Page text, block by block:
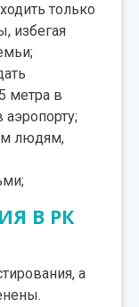
только
избегая
метра в
людям,
В РК
а